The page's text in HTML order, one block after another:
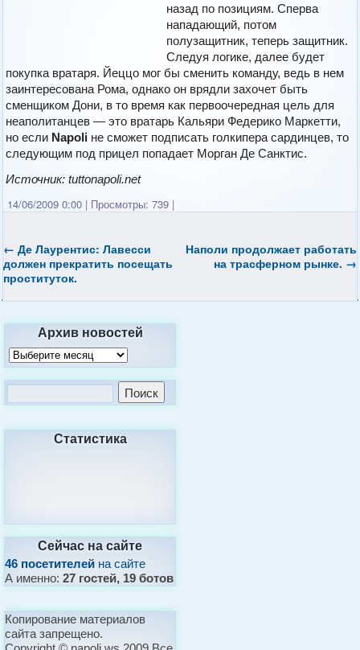
назад по позициям. Сперва
нападающий, потом
полузащитник, теперь защитник.
Следуя логике, далее будет
покупка вратаря. Йеццо мог бы сменить команду, ведь в нем
заинтересована Рома, однако он врядли захочет быть
сменщиком Дони, в то время как первоочередная цель для
неаполитанцев — это вратарь Кальяри Федерико Маркетти,
но если Napoli не сможет подписать голкипера сардинцев, то
следующим под прицел попадает Морган Де Санктис.
Источник: tuttonapoli.net
14/06/2009 0:00 | Просмотры: 739 |
← Де Лаурентис: Лавесси
должен прекратить посещать
проституток.
Наполи продолжает работать
на трасферном рынке. →
Архив новостей
Статистика
Сейчас на сайте
46 посетителей на сайте
А именно:27 гостей, 19 ботов
Копирование материалов
сайта запрещено.